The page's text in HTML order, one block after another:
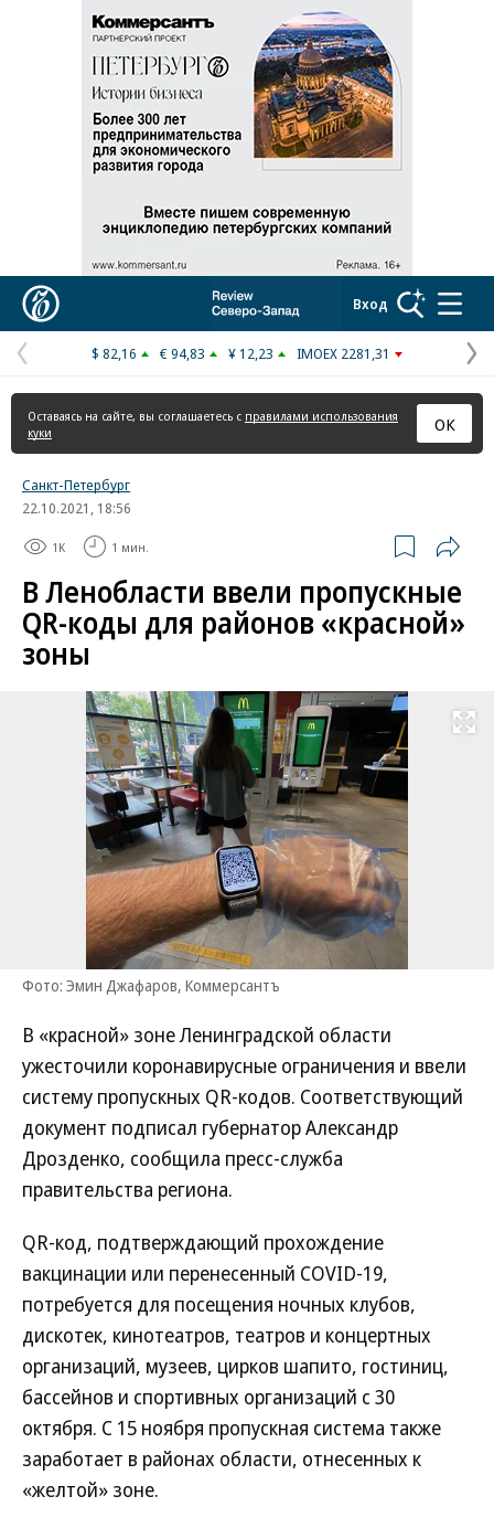
Реклама в «Ъ» www.kommersant.ru/ad
Вход
Предыдущая
страница
$ 82,16 € 94,83 ¥ 12,23 IMOEX 2281,31
Оставаясь на сайте, вы соглашаетесь с правилами использования
куки
ОК
Санкт-Петербург
22.10.2021, 18:56
1K 1 мин.
В Ленобласти ввели пропускные
QR-коды для районов «красной»
зоны
Развернуть
Фото: Эмин Джафаров, Коммерсантъ
В «красной» зоне Ленинградской области
ужесточили коронавирусные ограничения и ввели
систему пропускных QR-кодов. Соответствующий
документ подписал губернатор Александр
Дрозденко, сообщила пресс-служба
правительства региона.
QR-код, подтверждающий прохождение
вакцинации или перенесенный COVID-19,
потребуется для посещения ночных клубов,
дискотек, кинотеатров, театров и концертных
организаций, музеев, цирков шапито, гостиниц,
бассейнов и спортивных организаций с 30
октября. С 15 ноября пропускная система также
заработает в районах области, отнесенных к
«желтой» зоне.